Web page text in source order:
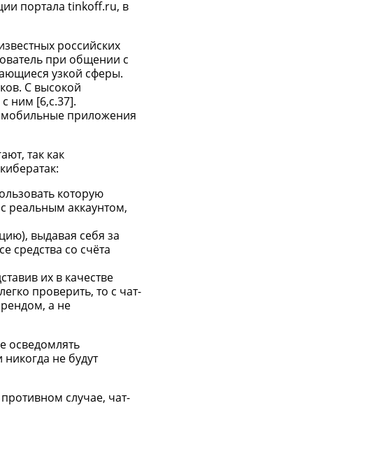
портала tinkoff.ru, в
российских
при общении с
узкой сферы.
С высокой
ним [6,c.37].
мобильные приложения
так как
которую
реальным аккаунтом,
выдавая себя за
средства со счёта
их в качестве
проверить, то с чат-
а не
осведомлять
не будут
случае, чат-